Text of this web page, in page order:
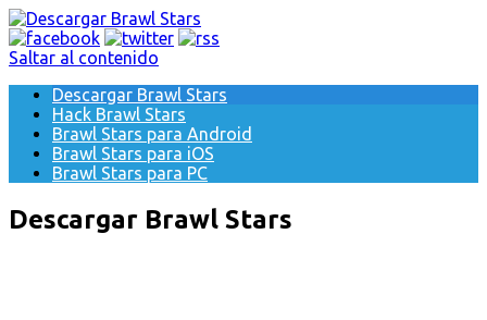
Saltar al contenido
Descargar Brawl Stars
Hack Brawl Stars
Brawl Stars para Android
Brawl Stars para iOS
Brawl Stars para PC
Descargar Brawl Stars